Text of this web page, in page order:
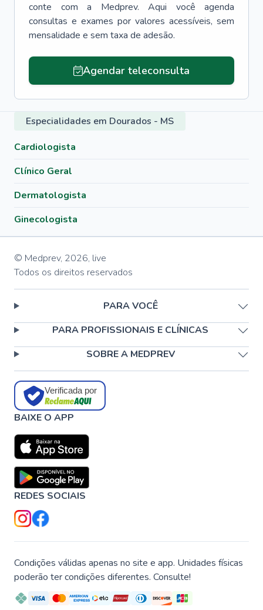
conte com a Medprev. Aqui você agenda
consultas e exames por valores acessíveis, sem
mensalidade e sem taxa de adesão.
Agendar teleconsulta
Especialidades em Dourados - MS
Cardiologista
Clínico Geral
Dermatologista
Ginecologista
© Medprev, 2026, live
Todos os direitos reservados
PARA VOCÊ
PARA PROFISSIONAIS E CLÍNICAS
SOBRE A MEDPREV
Verificada por
BAIXE O APP
REDES SOCIAIS
Condições válidas apenas no site e app. Unidades físicas
poderão ter condições diferentes. Consulte!